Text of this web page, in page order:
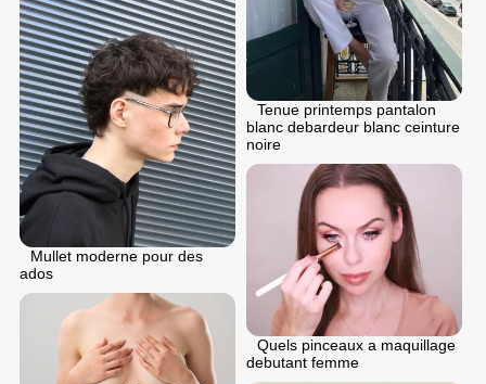
Tenue printemps pantalon
blanc debardeur blanc ceinture
noire
Mullet moderne pour des
ados
Quels pinceaux a maquillage
debutant femme